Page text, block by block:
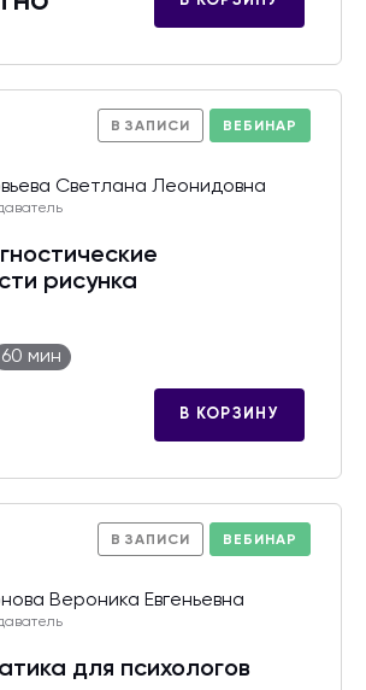
В ЗАПИСИ ВЕБИНАР
Светлана Леонидовна
рисунка
60 мин
В КОРЗИНУ
В ЗАПИСИ ВЕБИНАР
Вероника Евгеньевна
для психологов